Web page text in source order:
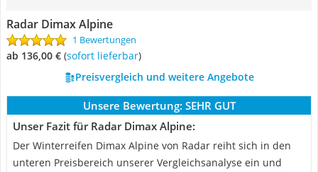
Radar ‎Dimax Alpine
1 Bewertungen
ab 136,00 € ( Sofort lieferbar)
Preisvergleich und weitere Angebote
Unsere Bewertung: SEHR GUT
Unser Fazit für Radar ‎Dimax Alpine:
Der Winterreifen Dimax Alpine von Radar reiht sich in den
unteren Preisbereich unserer Vergleichsanalyse ein und